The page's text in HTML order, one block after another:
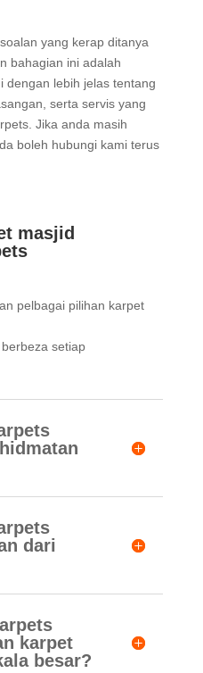
yang kerap ditanya
bahagian ini adalah
dengan lebih jelas tentang
serta servis yang
Jika anda masih
boleh hubungi kami terus
masjid
pelbagai pilihan karpet
setiap
dari
karpet
besar?